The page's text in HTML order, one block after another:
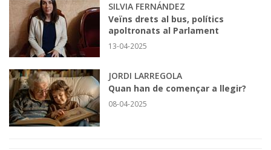
SILVIA FERNÁNDEZ
Veïns drets al bus, polítics
apoltronats al Parlament
13-04-2025
JORDI LARREGOLA
Quan han de començar a llegir?
08-04-2025